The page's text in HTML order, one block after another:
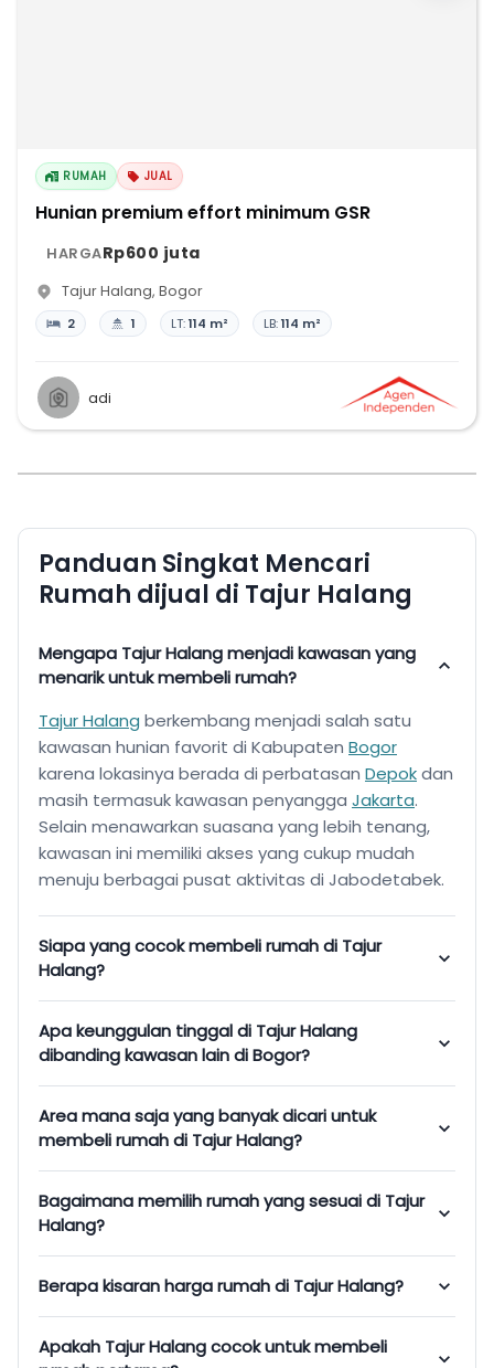
RUMAH JUAL
Hunian premium effort minimum GSR
HARGARp600 juta
Tajur Halang, Bogor
2 1 LT:114 m² LB:114 m²
adi
Panduan Singkat Mencari
Rumah dijual di Tajur Halang
Mengapa Tajur Halang menjadi kawasan yang
menarik untuk membeli rumah?
Tajur Halang berkembang menjadi salah satu
kawasan hunian favorit di Kabupaten Bogor
karena lokasinya berada di perbatasan Depokdan
masih termasuk kawasan penyangga Jakarta.
Selain menawarkan suasana yang lebih tenang,
kawasan ini memiliki akses yang cukup mudah
menuju berbagai pusat aktivitas di Jabodetabek.
Siapa yang cocok membeli rumah di Tajur
Halang?
Apa keunggulan tinggal di Tajur Halang
dibanding kawasan lain di Bogor?
Area mana saja yang banyak dicari untuk
membeli rumah di Tajur Halang?
Bagaimana memilih rumah yang sesuai di Tajur
Halang?
Berapa kisaran harga rumah di Tajur Halang?
Apakah Tajur Halang cocok untuk membeli